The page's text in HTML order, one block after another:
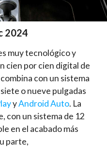
2024
muy tecnológico y
cien por cien digital de
con un sistema
o nueve pulgadas
yAndroid Auto. La
con un sistema de 12
en el acabado más
parte,